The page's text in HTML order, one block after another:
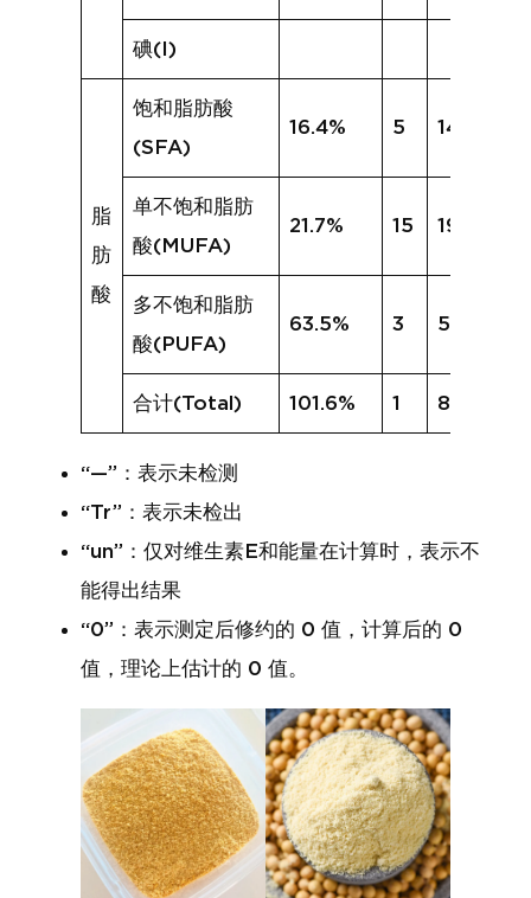
碘(I)
脂
肪
酸
饱和脂肪酸
(SFA)
16.4% 5 14.1%
单不饱和脂肪
酸(MUFA)
21.7% 15 19.7%
多不饱和脂肪
酸(PUFA)
63.5% 3 53.0%
合计(Total) 101.6% 1 86.8%
“—”：表示未检测
“Tr”：表示未检出
“un”：仅对维生素E和能量在计算时，表示不
能得出结果
“0”：表示测定后修约的 0 值，计算后的 0
值，理论上估计的 0 值。